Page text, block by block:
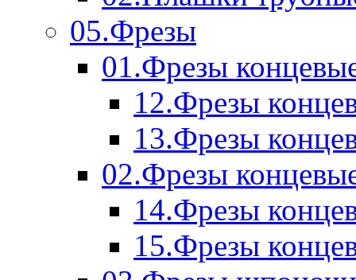
05.Фрезы
01.Фрезы
12.Фрезы
13.Фрезы
02.Фрезы
14.Фрезы
15.Фрезы